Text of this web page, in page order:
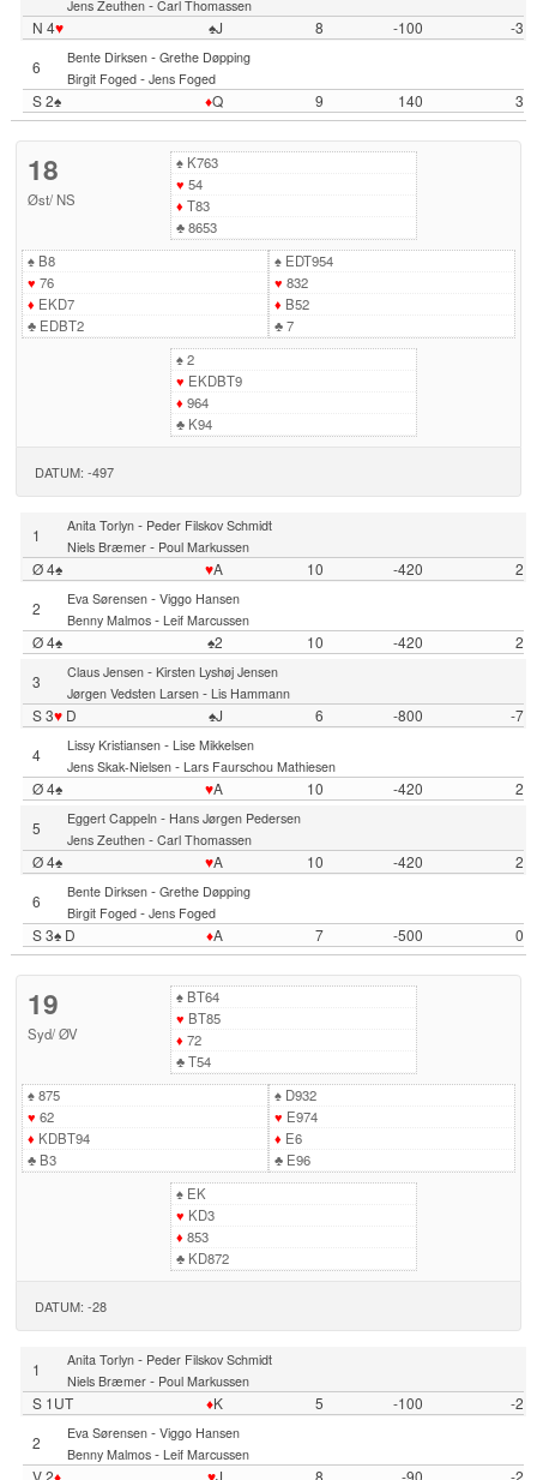
Jens Zeuthen- Carl Thomassen
N 4♥ ♠J 8 -100
-3
6
Bente Dirksen- Grethe Døpping
Birgit Foged- Jens Foged
S 2♠ ♦Q 9 140 3
18
Øst/ NS
♠K763
♥ 54
♦ T83
♣8653
♠B8
♥ 76
♦ EKD7
♣EDBT2
♠EDT954
♥ 832
♦ B52
♣7
♠2
♥ EKDBT9
♦ 964
♣K94
DATUM: -497
1 Anita Torlyn- Peder Filskov Schmidt
Niels Bræmer- Poul Markussen
Ø 4♠ ♥A 10 -420
2
2
Eva Sørensen- Viggo Hansen
Benny Malmos- Leif Marcussen
Ø 4♠ ♠2 10 -420
2
3
Claus Jensen- Kirsten Lyshøj Jensen
Jørgen Vedsten Larsen- Lis Hammann
S 3♥D ♠J 6 -800
-7
4
Lissy Kristiansen- Lise Mikkelsen
Jens Skak-Nielsen- Lars Faurschou Mathiesen
Ø 4♠ ♥A 10 -420
2
5
Eggert Cappeln- Hans Jørgen Pedersen
Jens Zeuthen- Carl Thomassen
Ø 4♠ ♥A 10 -420
2
6
Bente Dirksen- Grethe Døpping
Birgit Foged- Jens Foged
S 3♠ D ♦A 7 -500 0
19
Syd/ØV
♠BT64
♥ BT85
♦ 72
♣T54
♠875
♥ 62
♦ KDBT94
♣B3
♠D932
♥ E974
♦ E6
♣E96
♠EK
♥ KD3
♦ 853
♣KD872
DATUM: -28
1 Anita Torlyn- Peder Filskov Schmidt
Niels Bræmer- Poul Markussen
S 1UT ♦K 5 -100
-2
2
Eva Sørensen- Viggo Hansen
Benny Malmos- Leif Marcussen
V 2♦ ♥J 8 -90
-2